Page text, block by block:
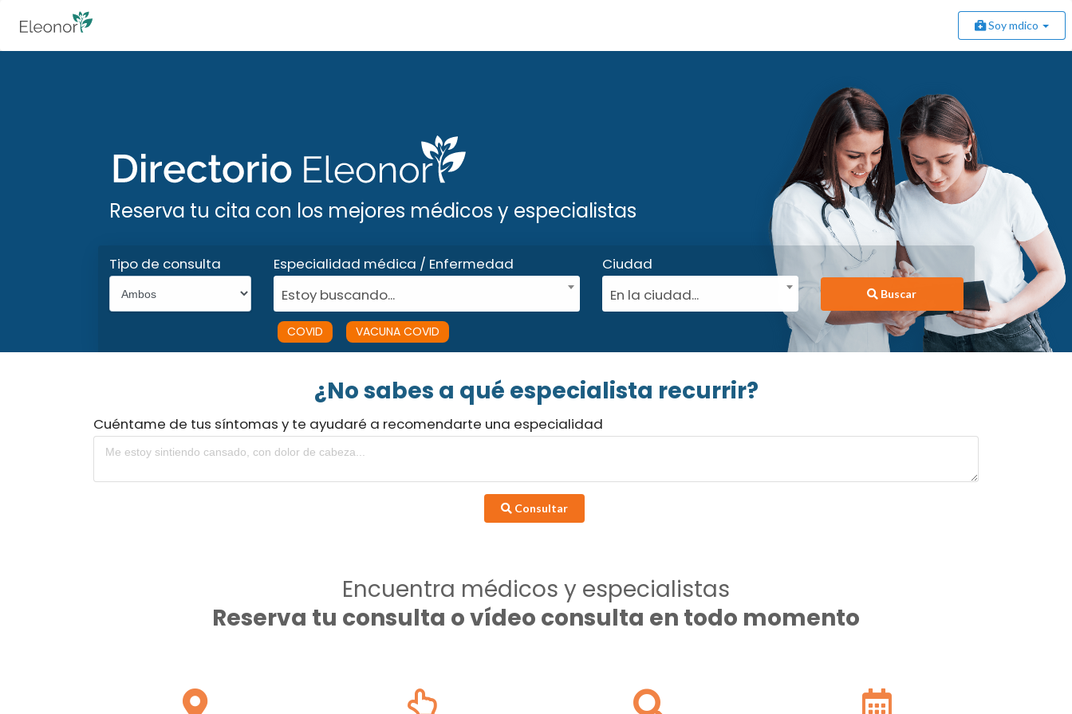
Soy mdico
Reserva tu cita con los mejores médicos y especialistas
Tipo de consulta
Especialidad médica / Enfermedad
Estoy buscando...
COVID VACUNA COVID
Ciudad
En la ciudad...
Buscar
¿No sabes a qué especialista recurrir?
Cuéntame de tus síntomas y te ayudaré a recomendarte una especialidad
Consultar
Encuentra médicos y especialistas
Reserva tu consulta o vídeo consulta en todo momento